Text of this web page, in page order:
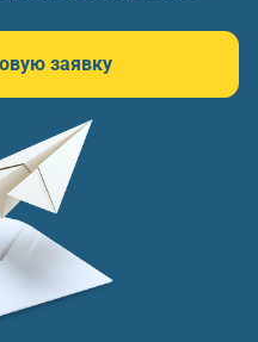
заявку